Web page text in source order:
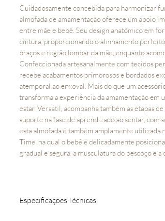
Cuidadosamente concebida para harmonizar
almofada de amamentação oferece um apoio
entre mãe e bebê. Seu design anatômico em
cintura, proporcionando o alinhamento
braços e região lombar da mãe, enquanto
Confeccionada artesanalmente com tecidos
recebe acabamentos primorosos e bordados
atemporal ao enxoval. Mais do que um
transforma a experiência da amamentação em
estar. Versátil, acompanha também as etapas
suporte na fase de aprendizado ao sentar,
esta almofada é também amplamente utilizada
Time, na qual o bebê é delicadamente
gradual e segura, a musculatura do pescoço e
Especificações Técnicas